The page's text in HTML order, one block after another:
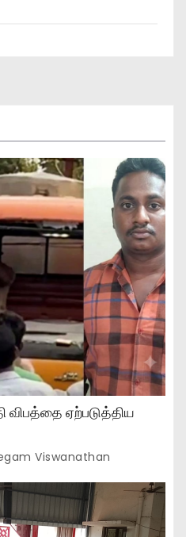
விபத்தை ஏற்படுத்திய
Viswanathan